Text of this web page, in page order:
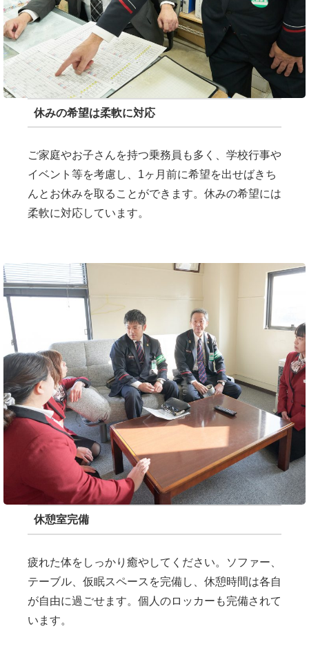
休みの希望は柔軟に対応
ご家庭やお子さんを持つ乗務員も多く、学校行事や
イベント等を考慮し、1ヶ月前に希望を出せばきち
んとお休みを取ることができます。休みの希望には
柔軟に対応しています。
休憩室完備
疲れた体をしっかり癒やしてください。ソファー、
テーブル、仮眠スペースを完備し、休憩時間は各自
が自由に過ごせます。個人のロッカーも完備されて
います。